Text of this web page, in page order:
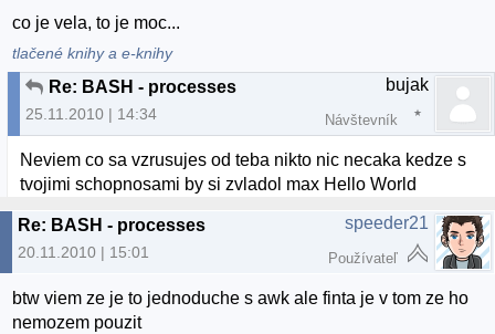
co je vela, to je moc...
tlačené knihy a e-knihy
Re: BASH - processes
25.11.2010 | 14:34
bujak
Návštevník
Neviem co sa vzrusujes od teba nikto nic necaka kedze s
tvojimi schopnosami by si zvladol max Hello World
Re: BASH - processes
20.11.2010 | 15:01
speeder21
Používateľ
btw viem ze je to jednoduche s awk ale finta je v tom ze ho
nemozem pouzit